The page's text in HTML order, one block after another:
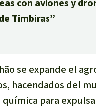
con aviones y
Timbiras”
se expande el
hacendados del
para